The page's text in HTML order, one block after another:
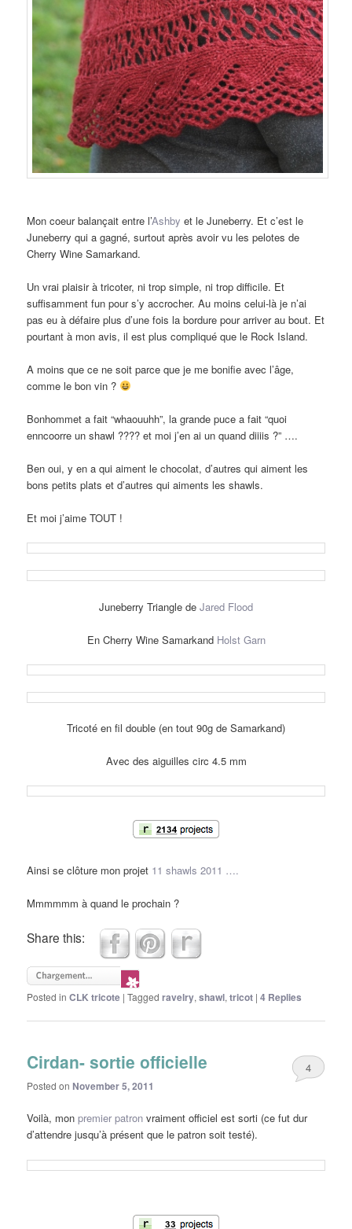
Mon coeur balançait entre l’Ashby et le Juneberry. Et c’est le
Juneberry qui a gagné, surtout après avoir vu les pelotes de
Cherry Wine Samarkand.
Un vrai plaisir à tricoter, ni trop simple, ni trop difficile. Et
suffisamment fun pour s’y accrocher. Au moins celui-là je n’ai
pas eu à défaire plus d’une fois la bordure pour arriver au bout. Et
pourtant à mon avis, il est plus compliqué que le Rock Island.
A moins que ce ne soit parce que je me bonifie avec l’âge,
comme le bon vin ?
Bonhommet a fait “whaouuhh”, la grande puce a fait “quoi
enncoorre un shawl ???? et moi j’en ai un quand diiiis ?” ….
Ben oui, y en a qui aiment le chocolat, d’autres qui aiment les
bons petits plats et d’autres qui aiments les shawls.
Et moi j’aime TOUT !
Juneberry Triangle de Jared Flood
En Cherry Wine Samarkand Holst Garn
Tricoté en fil double (en tout 90g de Samarkand)
Avec des aiguilles circ 4.5 mm
Ainsi se clôture mon projet 11 shawls 2011 ….
Mmmmmm à quand le prochain ?
Share this:
Posted in CLK tricote |Tagged ravelry,shawl,tricot |4 Replies
Cirdan- sortie officielle
Posted on November 5, 2011
4
Voilà, monpremier patron vraiment officiel est sorti (ce fut dur
d’attendre jusqu’à présent que le patron soit testé).